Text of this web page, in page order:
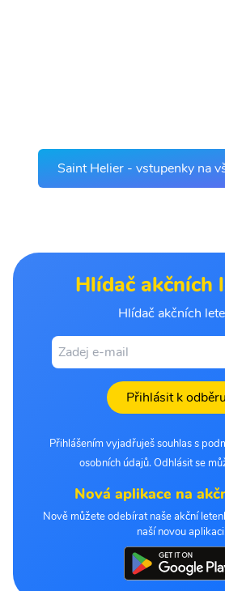
Saint Helier - vstupenky na
Hlídač akčních
Hlídač akčních
Přihlásit k odběru
Přihlášením vyjadřuješ souhlas s
osobních údajů. Odhlásit se
Nová aplikace na
Nově můžete odebírat naše akční
naší novou aplikaci.